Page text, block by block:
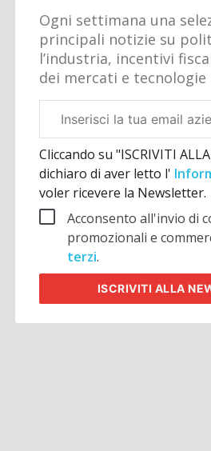
Ogni settimana una
principali notizie su
l’industria, incentivi
dei mercati e
aziendale
Cliccando su "ISCRIVITI
dichiaro di aver letto l'
voler ricevere la Newsletter.
Acconsento all'invio di
promozionali e
terzi.
ISCRIVITI ALLA